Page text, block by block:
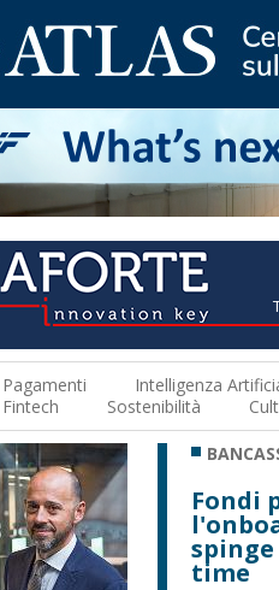
Pagamenti Intelligenza
Fintech
Sostenibilità
Fondi
time